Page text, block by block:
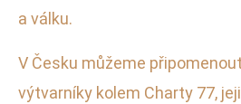
a válku.
V Česku můžeme
výtvarníky kolem Charty 77,